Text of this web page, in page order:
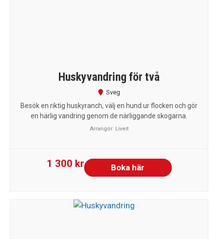
Huskyvandring för två
Sveg
Besök en riktig huskyranch, välj en hund ur flocken och gör
en härlig vandring genom de närliggande skogarna.
Arrangör: Liveit
1 300 kr Boka här